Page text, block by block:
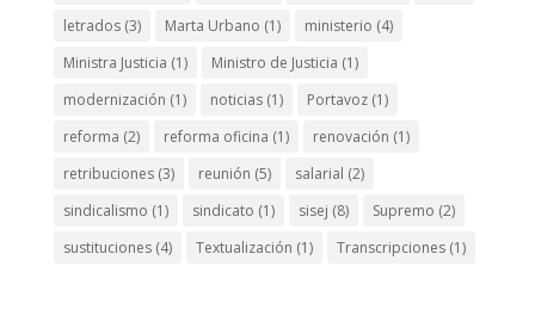
letrados(3) Marta Urbano (1) ministerio (4)
Ministra Justicia (1) Ministro de Justicia (1)
modernización (1) noticias(1) Portavoz(1)
reforma (2) reforma oficina (1) renovación (1)
retribuciones(3) reunión (5) salarial (2)
sindicalismo (1) sindicato (1) sisej (8) Supremo (2)
sustituciones(4) Textualización (1) Transcripciones(1)